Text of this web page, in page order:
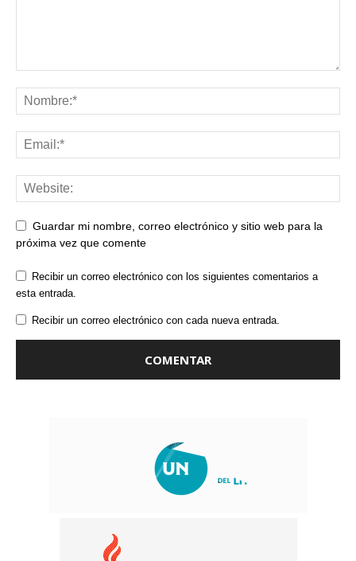
Guardar mi nombre, correo electrónico y sitio web para la
próxima vez que comente
Recibir un correo electrónico con los siguientes comentarios a
esta entrada.
Recibir un correo electrónico con cada nueva entrada.